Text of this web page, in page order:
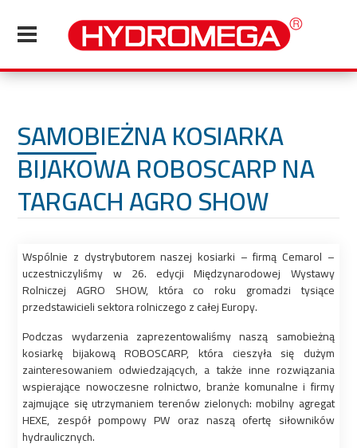
SAMOBIEŻNA KOSIARKA
BIJAKOWA ROBOSCARP NA
TARGACH AGRO SHOW
Wspólnie z dystrybutorem naszej kosiarki – firmą Cemarol –
uczestniczyliśmy w 26. edycji Międzynarodowej Wystawy
Rolniczej AGRO SHOW, która co roku gromadzi tysiące
przedstawicieli sektora rolniczego z całej Europy.
Podczas wydarzenia zaprezentowaliśmy naszą samobieżną
kosiarkę bijakową ROBOSCARP, która cieszyła się dużym
zainteresowaniem odwiedzających, a także inne rozwiązania
wspierające nowoczesne rolnictwo, branże komunalne i firmy
zajmujące się utrzymaniem terenów zielonych: mobilny agregat
HEXE, zespół pompowy PW oraz naszą ofertę siłowników
hydraulicznych.